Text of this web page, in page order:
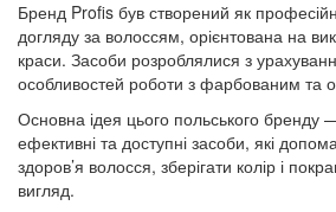
Бренд Profis був створений як
догляду за волоссям, орієнтована на
краси. Засоби розроблялися з
особливостей роботи з фарбованим та
Основна ідея цього польського бренду
ефективні та доступні засоби, які
здоров’я волосся, зберігати колір і
вигляд.